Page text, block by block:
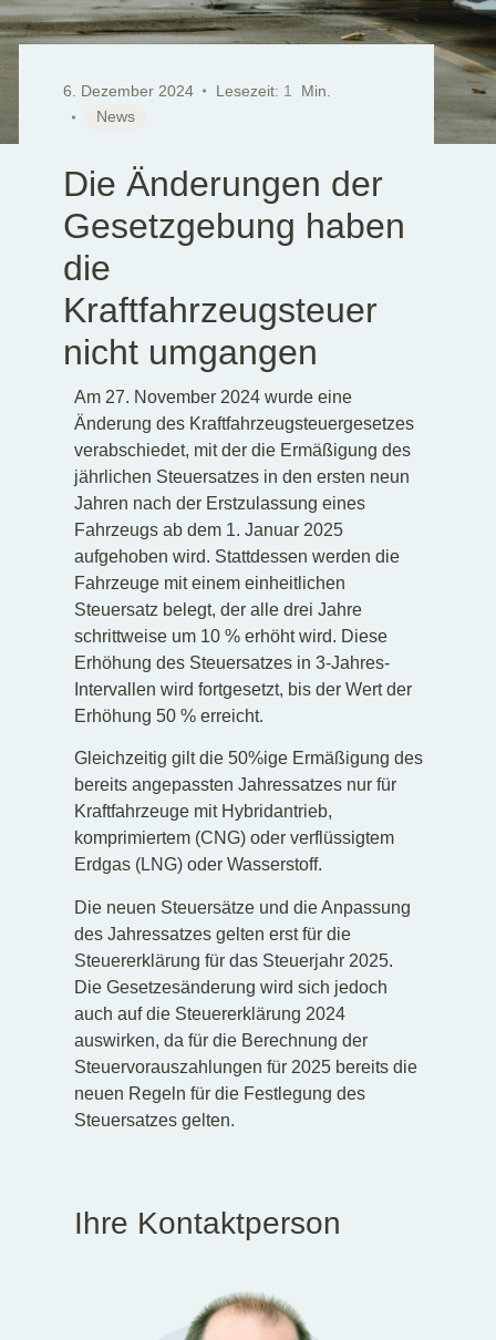
6. Dezember 2024 Lesezeit: 1
Min.
News
Die Änderungen der
Gesetzgebung haben
die
Kraftfahrzeugsteuer
nicht umgangen
Am 27. November 2024 wurde eine
Änderung des Kraftfahrzeugsteuergesetzes
verabschiedet, mit der die Ermäßigung des
jährlichen Steuersatzes in den ersten neun
Jahren nach der Erstzulassung eines
Fahrzeugs ab dem 1. Januar 2025
aufgehoben wird. Stattdessen werden die
Fahrzeuge mit einem einheitlichen
Steuersatz belegt, der alle drei Jahre
schrittweise um 10 % erhöht wird. Diese
Erhöhung des Steuersatzes in 3-Jahres-
Intervallen wird fortgesetzt, bis der Wert der
Erhöhung 50 % erreicht.
Gleichzeitig gilt die 50%ige Ermäßigung des
bereits angepassten Jahressatzes nur für
Kraftfahrzeuge mit Hybridantrieb,
komprimiertem (CNG) oder verflüssigtem
Erdgas (LNG) oder Wasserstoff.
Die neuen Steuersätze und die Anpassung
des Jahressatzes gelten erst für die
Steuererklärung für das Steuerjahr 2025.
Die Gesetzesänderung wird sich jedoch
auch auf die Steuererklärung 2024
auswirken, da für die Berechnung der
Steuervorauszahlungen für 2025 bereits die
neuen Regeln für die Festlegung des
Steuersatzes gelten.
Ihre Kontaktperson